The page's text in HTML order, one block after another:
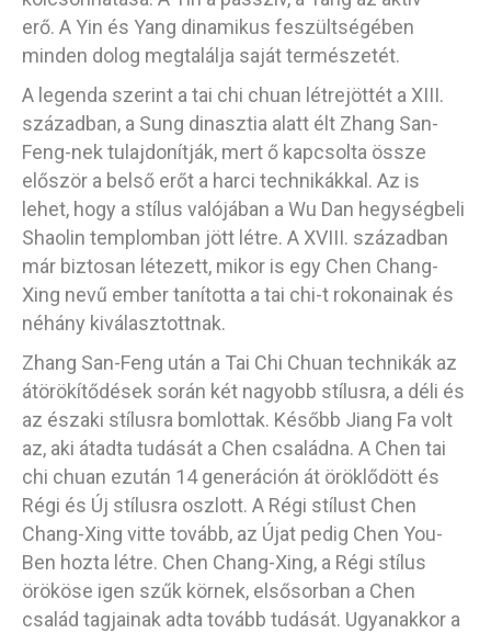
erő. A Yin és Yang dinamikus feszültségében
minden dolog megtalálja saját természetét.
A legenda szerint a tai chi chuan létrejöttét a XIII.
században, a Sung dinasztia alatt élt Zhang San-
Feng-nek tulajdonítják, mert ő kapcsolta össze
először a belső erőt a harci technikákkal. Az is
lehet, hogy a stílus valójában a Wu Dan hegységbeli
Shaolin templomban jött létre. A XVIII. században
már biztosan létezett, mikor is egy Chen Chang-
Xing nevű ember tanította a tai chi-t rokonainak és
néhány kiválasztottnak.
Zhang San-Feng után a Tai Chi Chuan technikák az
átörökítődések során két nagyobb stílusra, a déli és
az északi stílusra bomlottak. Később Jiang Fa volt
az, aki átadta tudását a Chen családna. A Chen tai
chi chuan ezután 14 generáción át öröklődött és
Régi és Új stílusra oszlott. A Régi stílust Chen
Chang-Xing vitte tovább, az Újat pedig Chen You-
Ben hozta létre. Chen Chang-Xing, a Régi stílus
örököse igen szűk körnek, elsősorban a Chen
család tagjainak adta tovább tudását. Ugyanakkor a